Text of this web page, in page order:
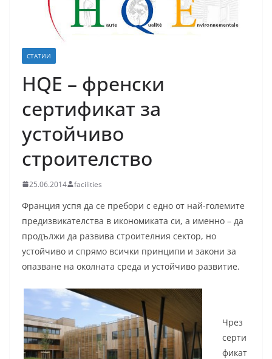
СТАТИИ
HQE – френски
сертификат за
устойчиво
строителство
25.06.2014 facilities
Франция успя да се пребори с едно от най-големите
предизвикателства в икономиката си, а именно – да
продължи да развива строителния сектор, но
устойчиво и спрямо всички принципи и закони за
опазване на околната среда и устойчиво развитие.
Чрез
серти
фикат